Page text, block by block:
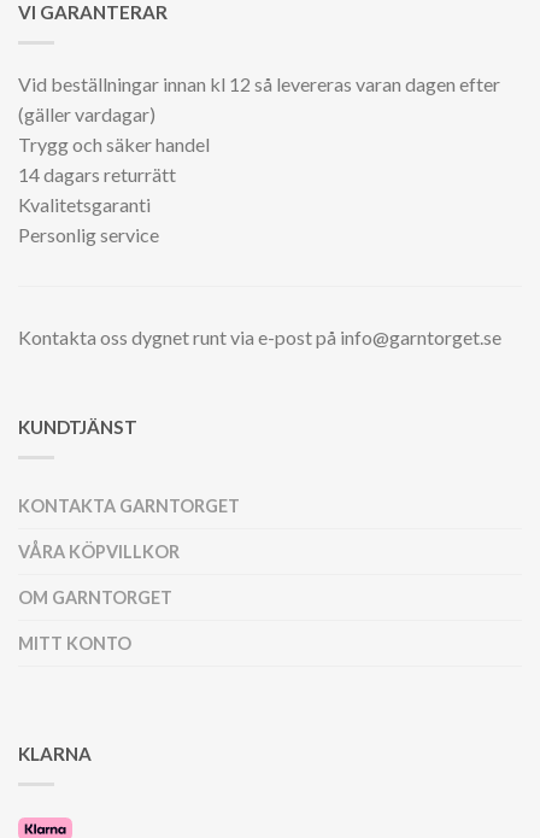
VI GARANTERAR
Vid beställningar innan kl 12 så levereras varan dagen efter
(gäller vardagar)
Trygg och säker handel
14 dagars returrätt
Kvalitetsgaranti
Personlig service
Kontakta oss dygnet runt via e-post på info@garntorget.se
KUNDTJÄNST
KONTAKTA GARNTORGET
VÅRA KÖPVILLKOR
OM GARNTORGET
MITT KONTO
KLARNA